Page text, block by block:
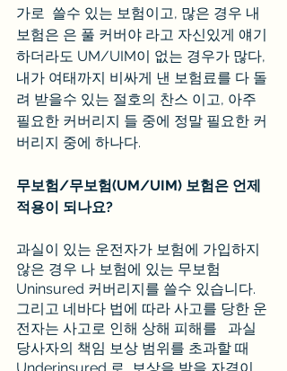
가로  쓸수 있는 보험이고, 많은 경우 내
보험은 은 풀 커버야 라고 자신있게 얘기
하더라도 UM/UIM이 없는 경우가 많다,
내가 여태까지 비싸게 낸 보험료를 다 돌
려 받을수 있는 절호의 찬스 이고, 아주
필요한 커버리지 들 중에 정말 필요한 커
버리지 중에 하나다.
무보험/무보험(UM/UIM) 보험은 언제
적용이 되나요?
과실이 있는 운전자가 보험에 가입하지
않은 경우 나 보험에 있는 무보험
Uninsured 커버리지를 쓸수 있습니다.
그리고 네바다 법에 따라 사고를 당한 운
전자는 사고로 인해 상해 피해를   과실
당사자의 책임 보상 범위를 초과할 때
Underinsured 로  보상을 받을 자격이